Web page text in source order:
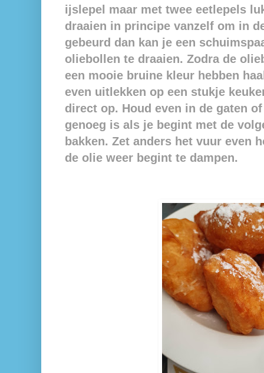
ijslepel maar met twee eetlepels
draaien in principe vanzelf om in
gebeurd dan kan je een
oliebollen te draaien. Zodra de
een mooie bruine kleur hebben
even uitlekken op een stukje
direct op. Houd even in de gaten
genoeg is als je begint met de
bakken. Zet anders het vuur even
de olie weer begint te dampen.